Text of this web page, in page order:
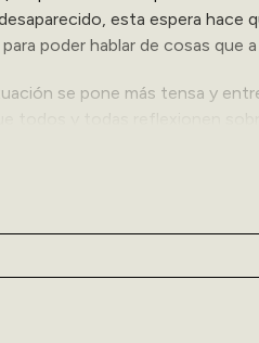
esta espera
poder hablar de cosas que
se pone más tensa y
para reírte en familia y para